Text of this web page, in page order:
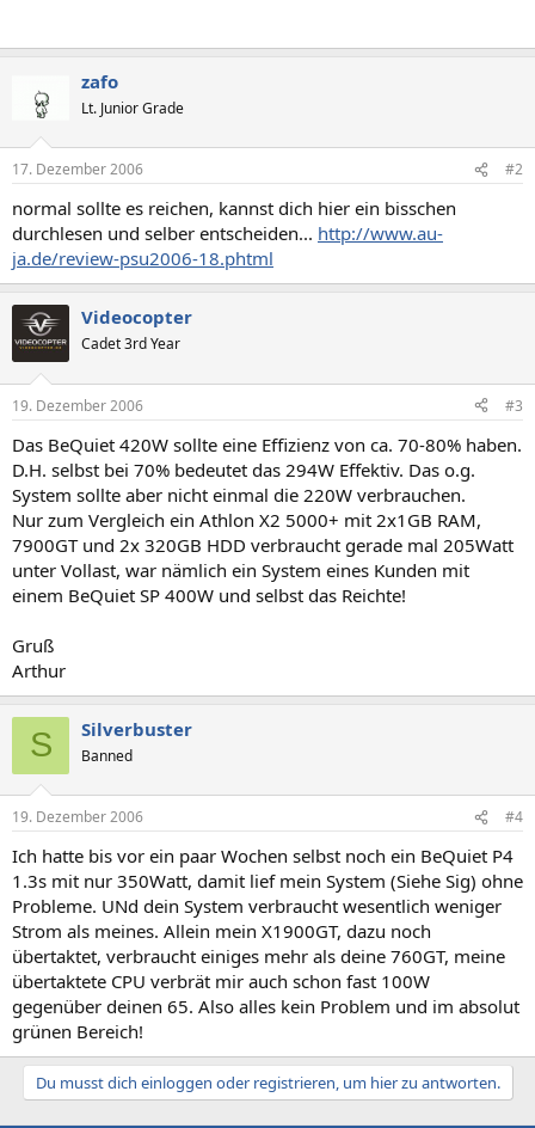
zafo
Lt. Junior Grade
17. Dezember 2006 #2
normal sollte es reichen, kannst dich hier ein bisschen
durchlesen und selber entscheiden... http://www.au-
ja.de/review-psu2006-18.phtml
Videocopter
Cadet 3rd Year
19. Dezember 2006 #3
Das BeQuiet 420W sollte eine Effizienz von ca. 70-80% haben.
D.H. selbst bei 70% bedeutet das 294W Effektiv. Das o.g.
System sollte aber nicht einmal die 220W verbrauchen.
Nur zum Vergleich ein Athlon X2 5000+ mit 2x1GB RAM,
7900GT und 2x 320GB HDD verbraucht gerade mal 205Watt
unter Vollast, war nämlich ein System eines Kunden mit
einem BeQuiet SP 400W und selbst das Reichte!
Gruß
Arthur
S Silverbuster
Banned
19. Dezember 2006 #4
Ich hatte bis vor ein paar Wochen selbst noch ein BeQuiet P4
1.3s mit nur 350Watt, damit lief mein System (Siehe Sig) ohne
Probleme. UNd dein System verbraucht wesentlich weniger
Strom als meines. Allein mein X1900GT, dazu noch
übertaktet, verbraucht einiges mehr als deine 760GT, meine
übertaktete CPU verbrät mir auch schon fast 100W
gegenüber deinen 65. Also alles kein Problem und im absolut
grünen Bereich!
Du musst dich einloggen oder registrieren, um hier zu antworten.